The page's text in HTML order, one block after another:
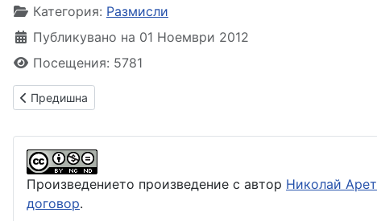
Категория: Размисли
Публикувано на 01 Ноември 2012
Посещения: 5781
Предишна статия: Лидери, избори, съмнения
Предишна
Произведението произведение с автор Николай
договор.